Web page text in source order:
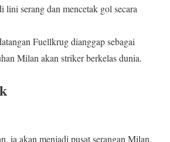
lini serang dan mencetak gol secara
Fuellkrug dianggap sebagai
Milan akan striker berkelas dunia.
ia akan menjadi pusat serangan Milan.